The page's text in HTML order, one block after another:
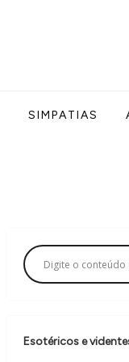
SIMPATIAS
Esotéricos e